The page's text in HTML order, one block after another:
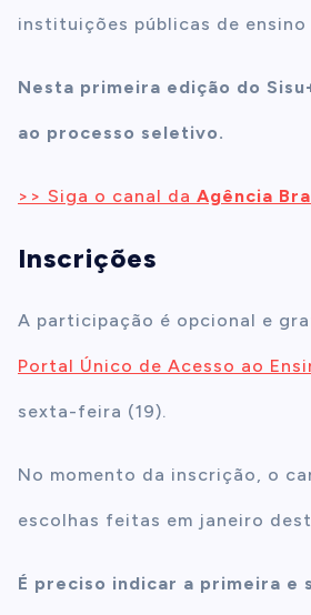
instituições públicas de
Nesta primeira edição do
ao processo seletivo.
>> Siga o canal da Agência
Inscrições
A participação é opcional e
Portal Único de Acesso ao
sexta-feira (19).
No momento da inscrição, o
escolhas feitas em janeiro
É preciso indicar a primeira e